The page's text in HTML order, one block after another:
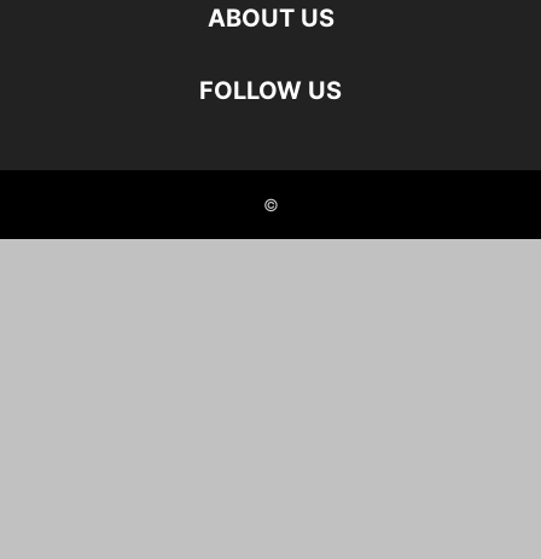
ABOUT US
FOLLOW US
©